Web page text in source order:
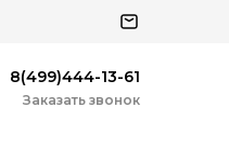
8(499)444-13-61
Заказать звонок